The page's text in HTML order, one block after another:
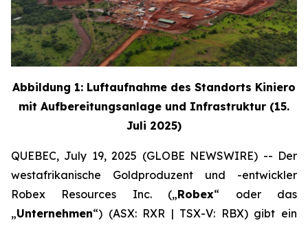
Abbildung 1: Luftaufnahme des Standorts Kiniero
mit Aufbereitungsanlage und Infrastruktur (15.
Juli 2025)
QUEBEC, July 19, 2025 (GLOBE NEWSWIRE) -- Der
westafrikanische Goldproduzent und -entwickler
Robex Resources Inc. („Robex“ oder das
„Unternehmen“) (ASX: RXR | TSX-V: RBX) gibt ein